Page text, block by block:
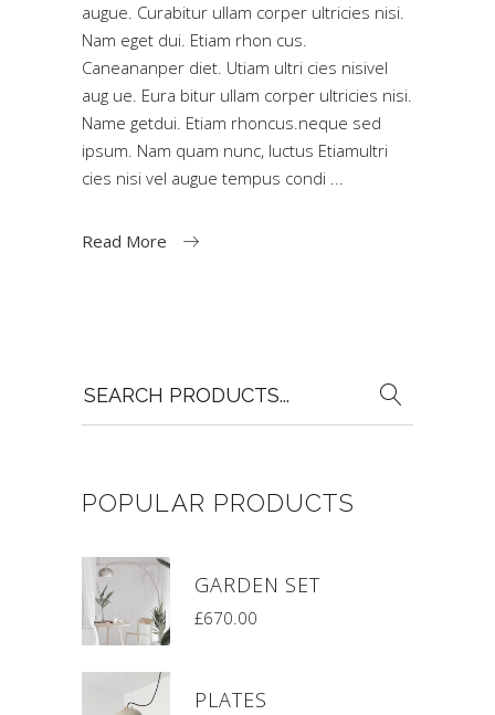
augue. Curabitur ullam corper ultricies nisi.
Nam eget dui. Etiam rhon cus.
Caneananper diet. Utiam ultri cies nisivel
aug ue. Eura bitur ullam corper ultricies nisi.
Name getdui. Etiam rhoncus.neque sed
ipsum. Nam quam nunc, luctus Etiamultri
cies nisi vel augue tempus condi
Read More
for:
POPULAR PRODUCTS
GARDEN SET
£670.00
PLATES